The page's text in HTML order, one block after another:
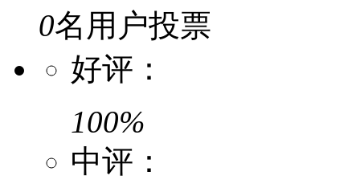
0名用户投票
好评：
100%
中评：